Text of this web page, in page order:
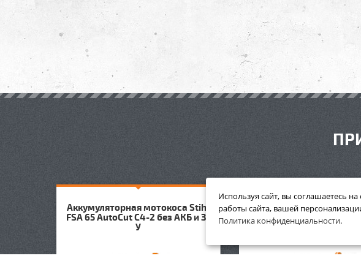
Аккумуляторная мотокоса Stihl
FSA 65 AutoCut C4-2 без АКБ и З/
У
Аккумуляторная
FSA 85 AutoCut C4-2 без
У
Используя сайт, вы соглашаетесь
работы сайта, вашей
Политика конфиденциальности.